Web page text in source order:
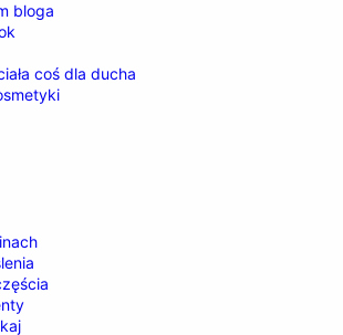
bloga
coś dla ducha